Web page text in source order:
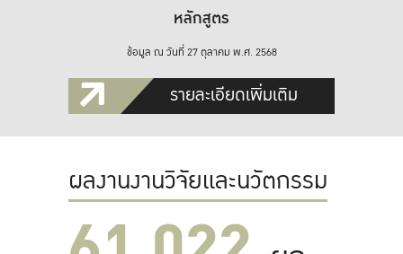
หลักสูตร
ข้อมูล ณ วันที่ 27 ตุลาคม พ.ศ. 2568
รายละเอียดเพิ่มเติม
ผลงานงานวิจัยและนวัตกรรม